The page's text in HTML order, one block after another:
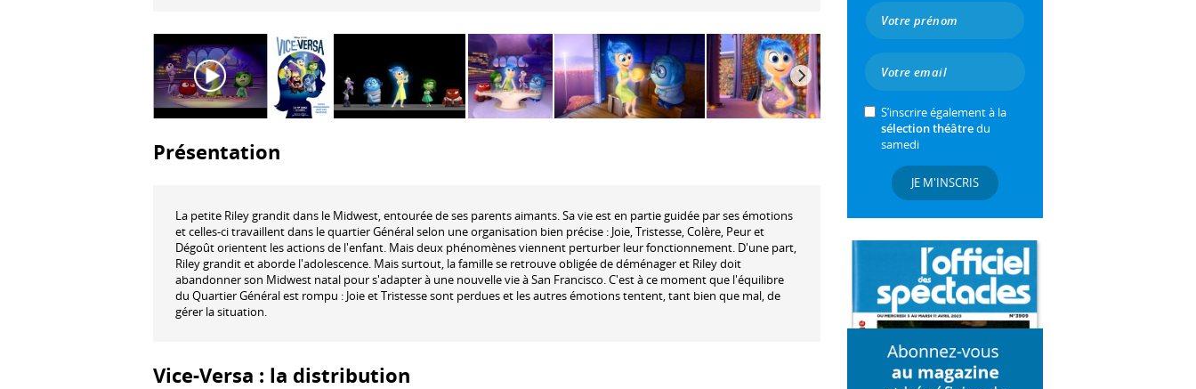
Présentation
La petite Riley grandit dans le Midwest, entourée de ses parents aimants. Sa vie est en partie guidée par ses émotions
et celles-ci travaillent dans le quartier Général selon une organisation bien précise : Joie, Tristesse, Colère, Peur et
Dégoût orientent les actions de l'enfant. Mais deux phénomènes viennent perturber leur fonctionnement. D'une part,
Riley grandit et aborde l'adolescence. Mais surtout, la famille se retrouve obligée de déménager et Riley doit
abandonner son Midwest natal pour s'adapter à une nouvelle vie à San Francisco. C'est à ce moment que l'équilibre
du Quartier Général est rompu : Joie et Tristesse sont perdues et les autres émotions tentent, tant bien que mal, de
gérer la situation.
Vice-Versa : la distribution
S’inscrire également à la
sélection théâtredu
samedi
JE M'INSCRIS